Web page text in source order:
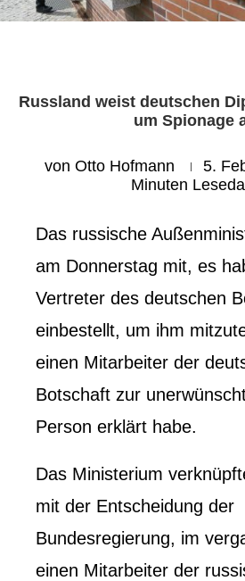
Russland weist deutschen
um Spionage
von Otto Hofmann 5.
Minuten
Das russische
am Donnerstag mit, es
Vertreter des deutschen
einbestellt, um ihm
einen Mitarbeiter der
Botschaft zur
Person erklärt habe.
Das Ministerium
mit der Entscheidung der
Bundesregierung, im
einen Mitarbeiter der